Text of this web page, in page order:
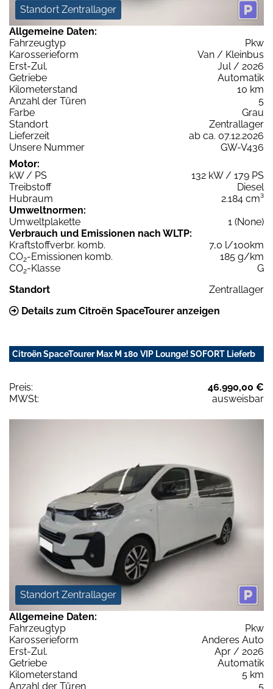
Standort Zentrallager
Allgemeine Daten:
Fahrzeugtyp
Pkw
Karosserieform
Van / Kleinbus
Erst-Zul.
Jul / 2026
Getriebe
Automatik
Kilometerstand
10 km
Anzahl der Türen
5
Farbe
Grau
Standort
Zentrallager
Lieferzeit
ab ca. 07.12.2026
Unsere Nummer
GW-V436
Motor:
kW / PS
132 kW / 179 PS
Treibstoff
Diesel
Hubraum
2.184 cm³
Umweltnormen:
Umweltplakette
1 (None)
Verbrauch und Emissionen nach WLTP:
Kraftstoffverbr. komb.
7,0 l/100km
CO2-Emissionen komb.
185 g/km
CO2-Klasse
G
Standort
Zentrallager
Details zum Citroën SpaceTourer anzeigen
Citroën SpaceTourer Max M 180 VIP Lounge! SOFORT Lieferb
Preis:
46.990,00 €
MWSt:
ausweisbar
Standort Zentrallager
Allgemeine Daten:
Fahrzeugtyp
Pkw
Karosserieform
Anderes Auto
Erst-Zul.
Apr / 2026
Getriebe
Automatik
Kilometerstand
5 km
Anzahl der Türen
5